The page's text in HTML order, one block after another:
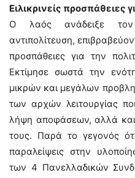
Ειλικρινείς προσπάθειες
Ο λαός ανάδειξε
αντιπολίτευση,
προσπάθειες για την
Εκτίμησε σωστά την
μικρών και μεγάλων
των αρχών λειτουργίας
λήψη αποφάσεων, αλλά
τους. Παρά το γεγονός
παραλείψεις στην
των 4 Πανελλαδικών